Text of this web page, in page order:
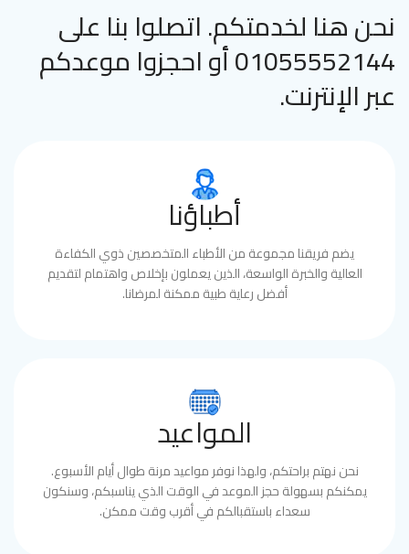
نحن هنا لخدمتكم. اتصلوا بنا على
01055552144 أو احجزوا موعدكم
عبر الإنترنت.
أطباؤنا
يضم فريقنا مجموعة من الأطباء المتخصصين ذوي الكفاءة
العالية والخبرة الواسعة، الذين يعملون بإخلاص واهتمام لتقديم
أفضل رعاية طبية ممكنة لمرضانا.
المواعيد
نحن نهتم براحتكم، ولهذا نوفر مواعيد مرنة طوال أيام الأسبوع.
يمكنكم بسهولة حجز الموعد في الوقت الذي يناسبكم، وسنكون
سعداء باستقبالكم في أقرب وقت ممكن.